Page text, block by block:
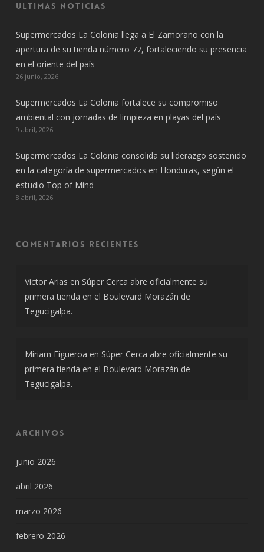
Ultimas noticias
Supermercados La Colonia llega a El Zamorano con la
apertura de su tienda número 77, fortaleciendo su presencia
en el oriente del país
26 junio, 2026
Supermercados La Colonia fortalece su compromiso
ambiental con jornadas de limpieza en playas del país
9 abril, 2026
Supermercados La Colonia consolida su liderazgo sostenido
en la categoría de supermercados en Honduras, según el
estudio Top of Mind
8 abril, 2026
Comentarios recientes
Victor Arias en Súper Cerca abre oficialmente su
primera tienda en el Boulevard Morazán de
Tegucigalpa.
Miriam Figueroa en Súper Cerca abre oficialmente su
primera tienda en el Boulevard Morazán de
Tegucigalpa.
Archivos
junio 2026
abril 2026
marzo 2026
febrero 2026